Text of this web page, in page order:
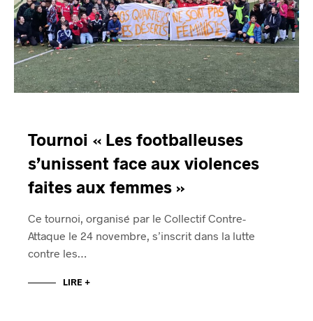
Tournoi « Les footballeuses
s’unissent face aux violences
faites aux femmes »
Ce tournoi, organisé par le Collectif Contre-
Attaque le 24 novembre, s’inscrit dans la lutte
contre les…
LIRE +